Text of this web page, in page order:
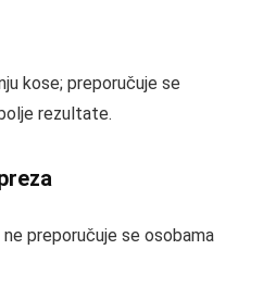
kose; preporučuje se
rezultate.
preporučuje se osobama